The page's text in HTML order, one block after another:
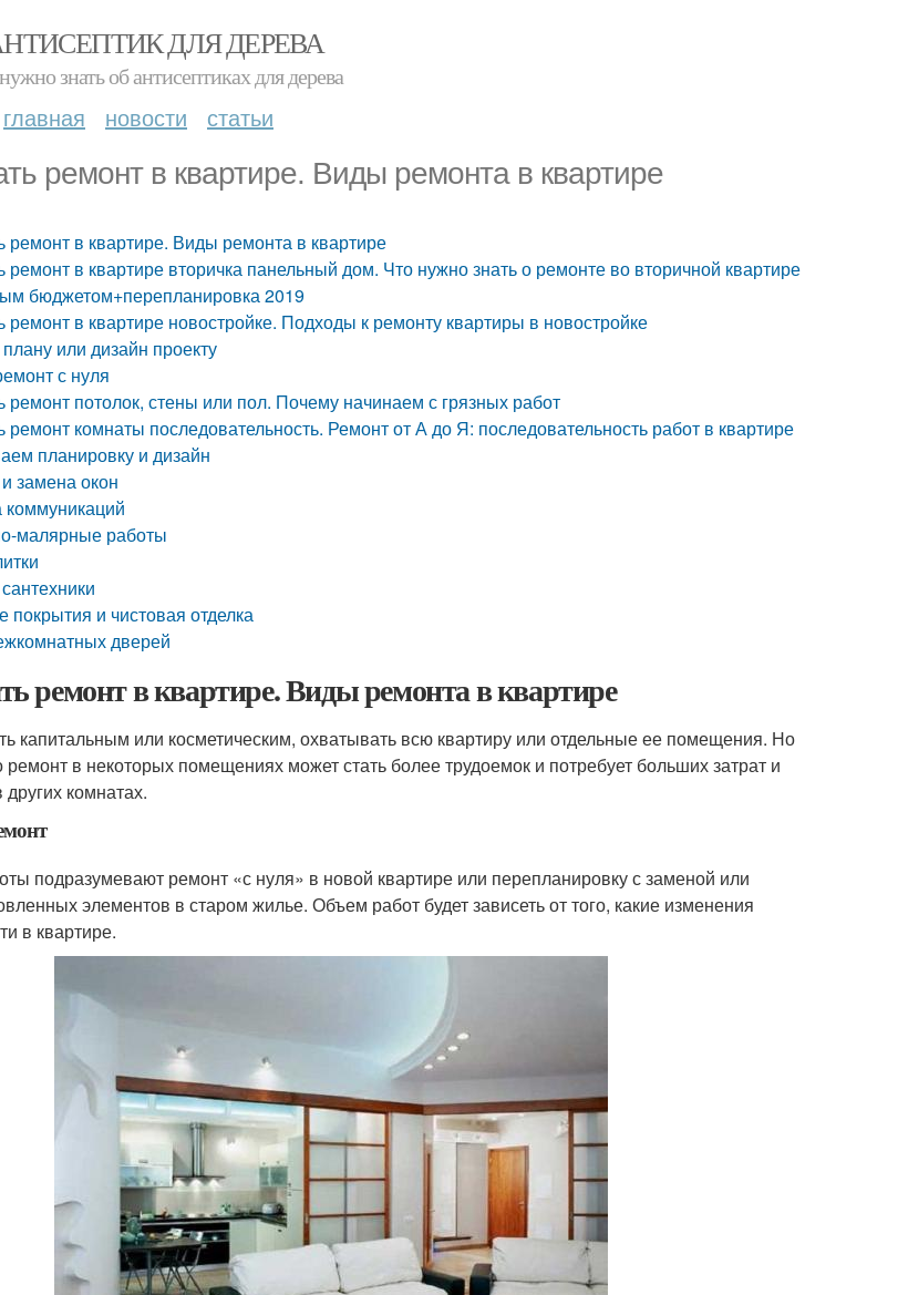
ДЛЯ ДЕРЕВА
знать об антисептиках для дерева
главная новости статьи
ремонт в квартире. Виды ремонта в квартире
ремонт в квартире. Виды ремонта в квартире
ремонт в квартире вторичка панельный дом. Что нужно знать о ремонте во вторичной квартире
бюджетом+перепланировка 2019
ремонт в квартире новостройке. Подходы к ремонту квартиры в новостройке
или дизайн проекту
с нуля
ремонт потолок, стены или пол. Почему начинаем с грязных работ
ремонт комнаты последовательность. Ремонт от А до Я: последовательность работ в квартире
планировку и дизайн
замена окон
коммуникаций
малярные работы
покрытия и чистовая отделка
дверей
ремонт в квартире. Виды ремонта в квартире
капитальным или косметическим, охватывать всю квартиру или отдельные ее помещения. Но
ремонт в некоторых помещениях может стать более трудоемок и потребует больших затрат и
комнатах.
подразумевают ремонт «с нуля» в новой квартире или перепланировку с заменой или
элементов в старом жилье. Объем работ будет зависеть от того, какие изменения
в квартире.